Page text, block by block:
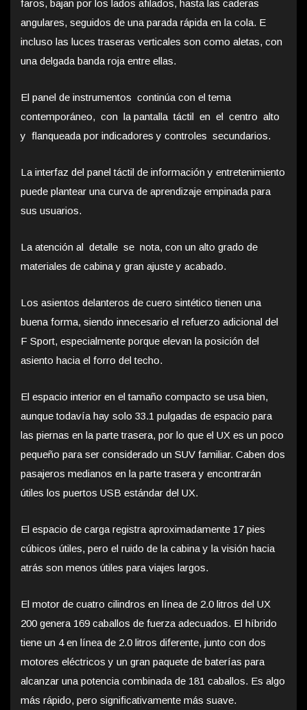
faros, bajan por los lados afilados, hasta las caderas
angulares, seguidos de una parada rápida en la cola. E
incluso las luces traseras verticales son como aletas, con
una delgada banda roja entre ellas.
El panel de instrumentos continúa con el tema
contemporáneo, con la pantalla táctil en el centro alto
y flanqueada por indicadores y controles secundarios.
La interfaz del panel táctil de información y entretenimiento
puede plantear una curva de aprendizaje empinada para
sus usuarios.
La atención al detalle se nota, con un alto grado de
materiales de cabina y gran ajuste y acabado.
Los asientos delanteros de cuero sintético tienen una
buena forma, siendo innecesario el refuerzo adicional del
F Sport, especialmente porque elevan la posición del
asiento hacia el forro del techo.
El espacio interior en el tamaño compacto se usa bien,
aunque todavía hay solo 33.1 pulgadas de espacio para
las piernas en la parte trasera, por lo que el UX es un poco
pequeño para ser considerado un SUV familiar. Caben dos
pasajeros medianos en la parte trasera y encontrarán
útiles los puertos USB estándar del UX.
El espacio de carga registra aproximadamente 17 pies
cúbicos útiles, pero el ruido de la cabina y la visión hacia
atrás son menos útiles para viajes largos.
El motor de cuatro cilindros en línea de 2.0 litros del UX
200 genera 169 caballos de fuerza adecuados. El híbrido
tiene un 4 en línea de 2.0 litros diferente, junto con dos
motores eléctricos y un gran paquete de baterías para
alcanzar una potencia combinada de 181 caballos. Es algo
más rápido, pero significativamente más suave.